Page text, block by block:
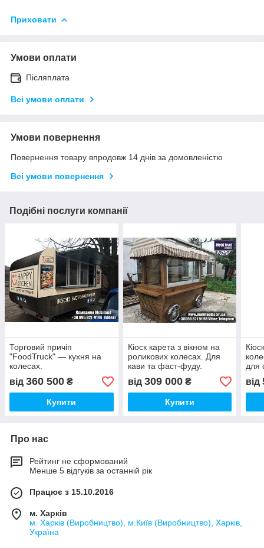
Приховати
Умови оплати
Післяплата
Всі умови оплати
Умови повернення
Повернення товару впродовж 14 днів за домовленістю
Всі умови повернення
Подібні послуги компанії
Торговий причіп
"FoodTruck" — кухня на
колесах.
від 360 500 ₴
Купити
Кіоск карета з вікном на
роликових колесах. Для
кави та фаст-фуду.
від 309 000₴
Купити
для
від
Про нас
Рейтинг не сформований
Менше 5 відгуків за останній рік
Працює з 15.10.2016
м. Харків
м. Харків (Виробництво), м.Київ (Виробництво), Харків,
Україна